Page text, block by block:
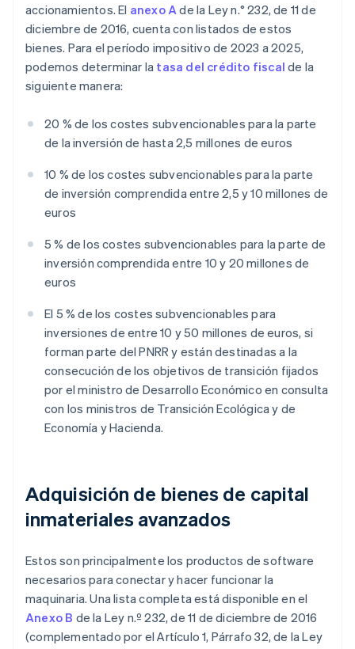
accionamientos. El anexo Ade la Ley n.° 232, de 11 de
diciembre de 2016, cuenta con listados de estos
bienes. Para el período impositivo de 2023 a 2025,
podemos determinar la tasa del crédito fiscal de la
siguiente manera:
20 % de los costes subvencionables para la parte
de la inversión de hasta 2,5 millones de euros
10 % de los costes subvencionables para la parte
de inversión comprendida entre 2,5 y 10 millones de
euros
5 % de los costes subvencionables para la parte de
inversión comprendida entre 10 y 20 millones de
euros
El 5 % de los costes subvencionables para
inversiones de entre 10 y 50 millones de euros, si
forman parte del PNRR y están destinadas a la
consecución de los objetivos de transición fijados
por el ministro de Desarrollo Económico en consulta
con los ministros de Transición Ecológica y de
Economía y Hacienda.
Adquisición de bienes de capital
inmateriales avanzados
Estos son principalmente los productos de software
necesarios para conectar y hacer funcionar la
maquinaria. Una lista completa está disponible en el
Anexo B de la Ley n.º 232, de 11 de diciembre de 2016
(complementado por el Artículo 1, Párrafo 32, de la Ley